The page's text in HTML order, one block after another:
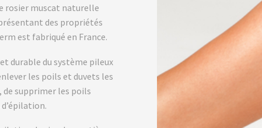
rosier muscat naturelle
des propriétés
est fabriqué en France.
durable du système pileux
les poils et duvets les
supprimer les poils